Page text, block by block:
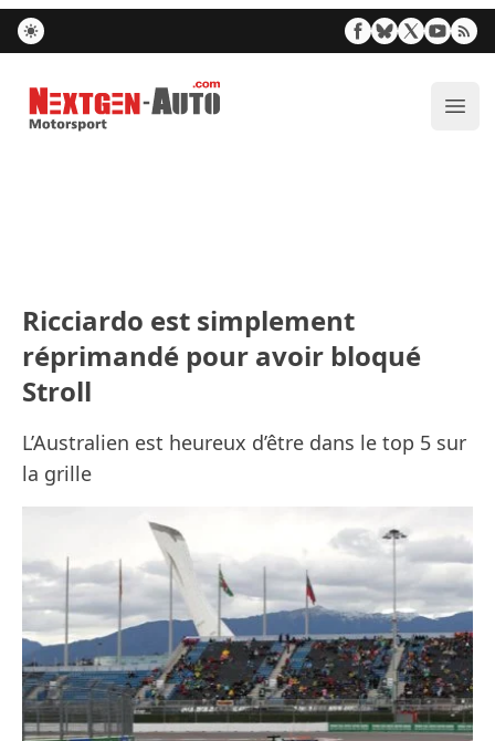
Nextgen-Auto.com
Ricciardo est simplement
réprimandé pour avoir bloqué
Stroll
L’Australien est heureux d’être dans le top 5 sur
la grille